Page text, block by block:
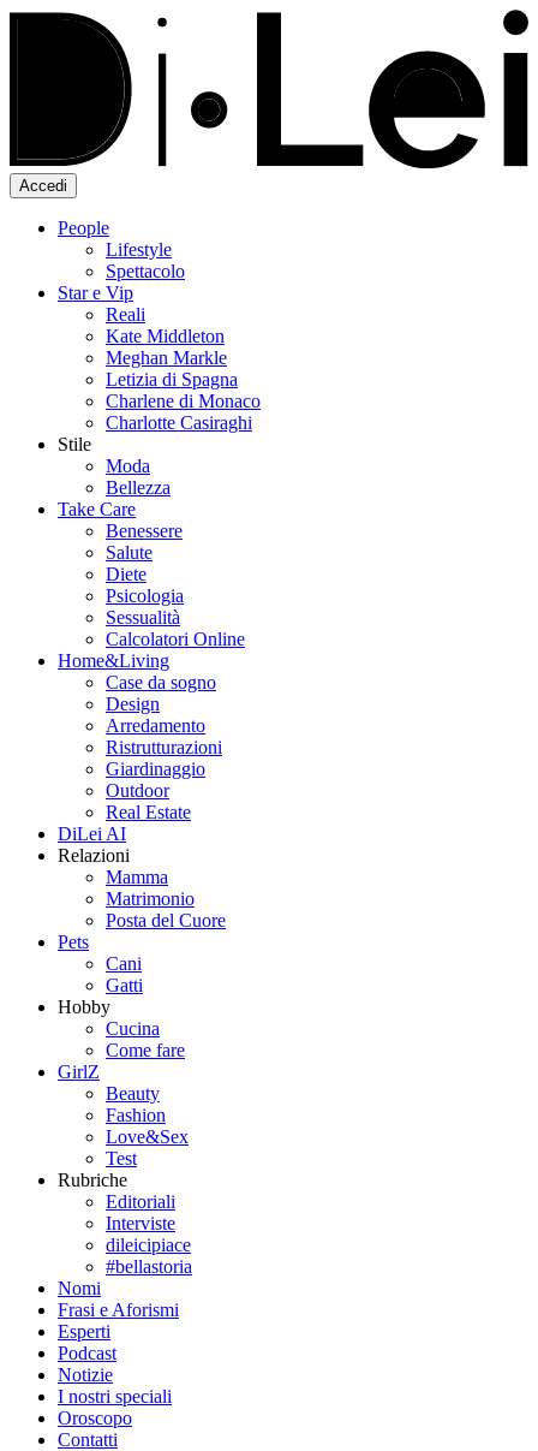
Accedi
People
Lifestyle
Spettacolo
Star e Vip
Reali
Kate Middleton
Meghan Markle
Letizia di Spagna
Charlene di Monaco
Charlotte Casiraghi
Stile
Moda
Bellezza
Take Care
Benessere
Salute
Diete
Psicologia
Sessualità
Calcolatori Online
Home&Living
Case da sogno
Design
Arredamento
Ristrutturazioni
Giardinaggio
Outdoor
Real Estate
DiLei AI
Relazioni
Mamma
Matrimonio
Posta del Cuore
Pets
Cani
Gatti
Hobby
Cucina
Come fare
GirlZ
Beauty
Fashion
Love&Sex
Test
Rubriche
Editoriali
Interviste
dileicipiace
#bellastoria
Nomi
Frasi e Aforismi
Esperti
Podcast
Notizie
I nostri speciali
Oroscopo
Contatti